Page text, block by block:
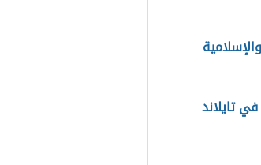
تايلاند